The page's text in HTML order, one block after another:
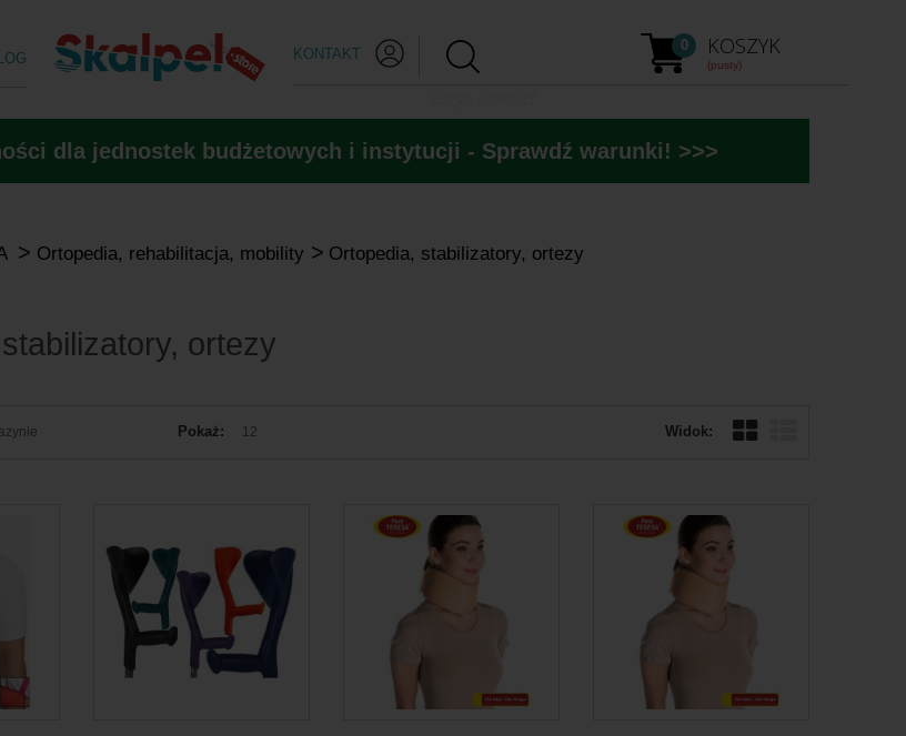
KONTAKT KOSZYK
0
(pusty)
dla jednostek budżetowych i instytucji - Sprawdź warunki! >>>
> Ortopedia, rehabilitacja, mobility > Ortopedia, stabilizatory, ortezy
ortezy
Widok:
Pokaż: 12